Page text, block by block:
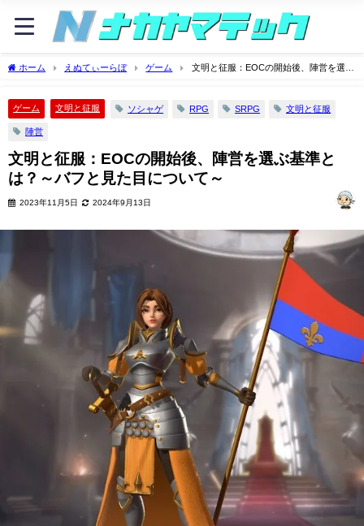
ホーム えぬてぃーらぼ ゲーム
文明と征服：EOCの開始後、陣営を選ぶ
ゲーム 文明と征服 ソシャゲ RPG SRPG 文明と征服
陣営
文明と征服：EOCの開始後、陣営を選ぶ基準と
は？～バフと見た目について～
2023年11月5日 2024年9月13日